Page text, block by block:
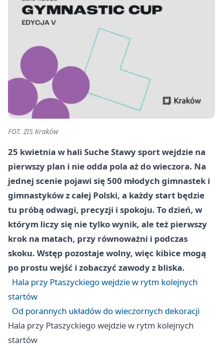
FOT. ZIS Kraków
25 kwietnia w hali Suche Stawy sport wejdzie na
pierwszy plan i nie odda pola aż do wieczora. Na
jednej scenie pojawi się 500 młodych gimnastek i
gimnastyków z całej Polski, a każdy start będzie
tu próbą odwagi, precyzji i spokoju. To dzień, w
którym liczy się nie tylko wynik, ale też pierwszy
krok na matach, przy równoważni i podczas
skoku. Wstęp pozostaje wolny, więc kibice mogą
po prostu wejść i zobaczyć zawody z bliska.
Hala przy Ptaszyckiego wejdzie w rytm kolejnych
startów
Od porannych układów do wieczornych dekoracji
Hala przy Ptaszyckiego wejdzie w rytm kolejnych
startów